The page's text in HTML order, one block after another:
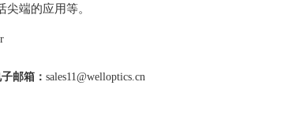
端的应用等。
邮箱： sales11@welloptics.cn